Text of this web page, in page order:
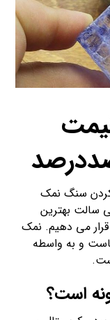
کردن سنگ نمک
سالت بهترین
قرار می دهیم. نمک
و به واسطه
است؟